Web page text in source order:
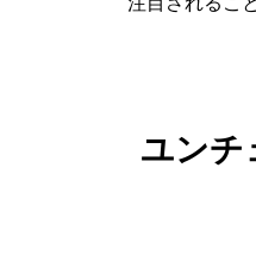
ユンチ